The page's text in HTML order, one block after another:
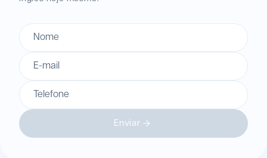
Nome
E-mail
Telefone
Enviar